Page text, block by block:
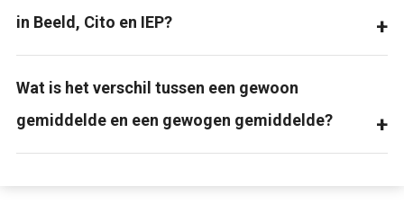
in Beeld, Cito en IEP?
Wat is het verschil tussen een gewoon
gemiddelde en een gewogen gemiddelde?